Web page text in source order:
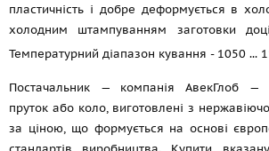
пластичність і добре деформується в
холодним штампуванням заготовки
Температурний діапазон кування - 1050 ...
Постачальник — компанія АвекГлоб —
пруток або коло, виготовлені з
за ціною, що формується на основі